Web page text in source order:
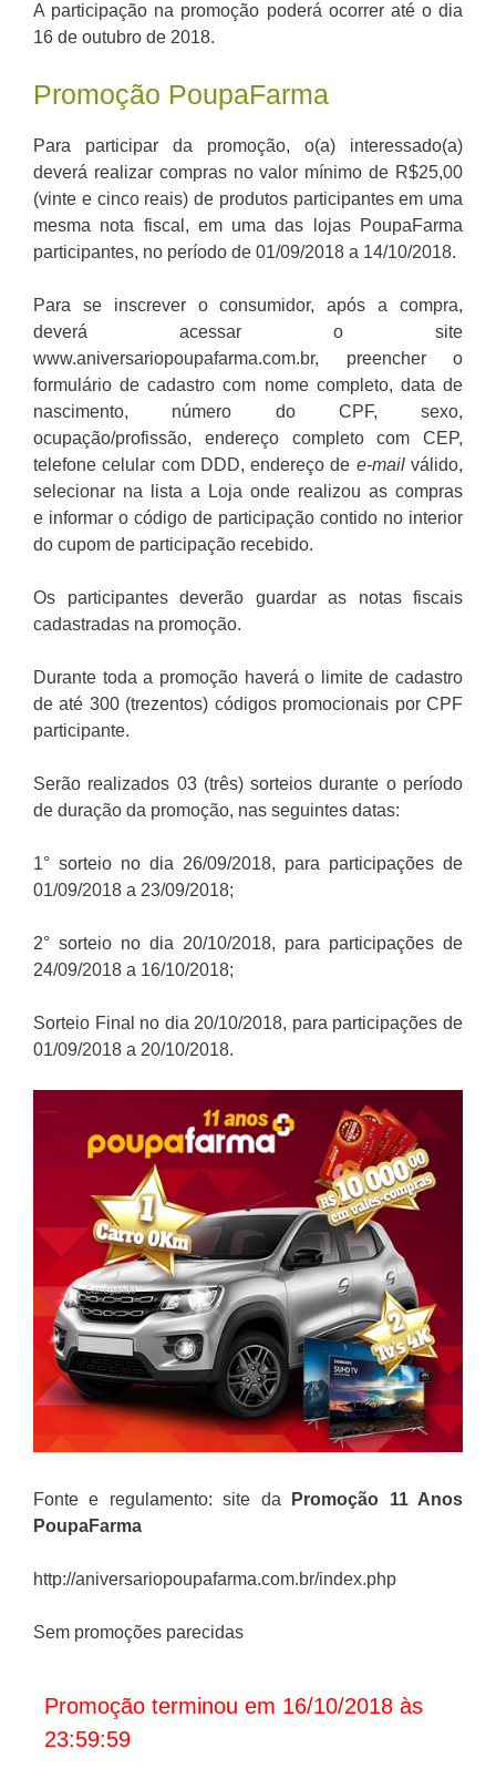
A participação na promoção poderá ocorrer até o dia
16 de outubro de 2018.
Promoção PoupaFarma
Para participar da promoção, o(a) interessado(a)
deverá realizar compras no valor mínimo de R$25,00
(vinte e cinco reais) de produtos participantes em uma
mesma nota fiscal, em uma das lojas PoupaFarma
participantes, no período de 01/09/2018 a 14/10/2018.
Para se inscrever o consumidor, após a compra,
deverá acessar o site
www.aniversariopoupafarma.com.br, preencher o
formulário de cadastro com nome completo, data de
nascimento, número do CPF, sexo,
ocupação/profissão, endereço completo com CEP,
telefone celular com DDD, endereço de e-mail válido,
selecionar na lista a Loja onde realizou as compras
e informar o código de participação contido no interior
do cupom de participação recebido.
Os participantes deverão guardar as notas fiscais
cadastradas na promoção.
Durante toda a promoção haverá o limite de cadastro
de até 300 (trezentos) códigos promocionais por CPF
participante.
Serão realizados 03 (três) sorteios durante o período
de duração da promoção, nas seguintes datas:
1° sorteio no dia 26/09/2018, para participações de
01/09/2018 a 23/09/2018;
2° sorteio no dia 20/10/2018, para participações de
24/09/2018 a 16/10/2018;
Sorteio Final no dia 20/10/2018, para participações de
01/09/2018 a 20/10/2018.
Fonte e regulamento: site da
Promoção 11 Anos
PoupaFarma
http://aniversariopoupafarma.com.br/index.php
Sem promoções parecidas
Promoção terminou em 16/10/2018 às
23:59:59